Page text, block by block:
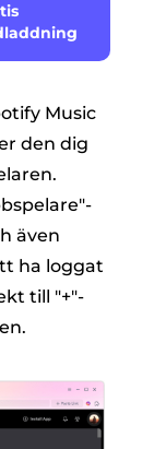
Music
den dig
även
ha loggat
till "+"-